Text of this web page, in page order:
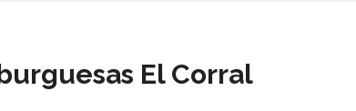
El Corral